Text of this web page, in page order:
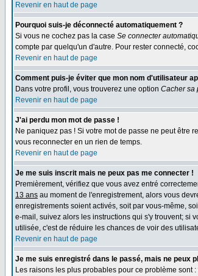
Revenir en haut de page
Pourquoi suis-je déconnecté automatiquement ?
Si vous ne cochez pas la case Se connecter
compte par quelqu'un d'autre. Pour rester connecté,
Revenir en haut de page
Comment puis-je éviter que mon nom d'utilisateur
Dans votre profil, vous trouverez une option Cacher sa
Revenir en haut de page
J'ai perdu mon mot de passe !
Ne paniquez pas ! Si votre mot de passe ne peut être
vous reconnecter en un rien de temps.
Revenir en haut de page
Je me suis inscrit mais ne peux pas me connecter !
Premièrement, vérifiez que vous avez entré
13 ans au moment de l'enregistrement, alors vous
enregistrements soient activés, soit par vous-même,
e-mail, suivez alors les instructions qui s'y trouvent; si
utilisée, c'est de réduire les chances de voir des
Revenir en haut de page
Je me suis enregistré dans le passé, mais ne peux
Les raisons les plus probables pour ce problème sont